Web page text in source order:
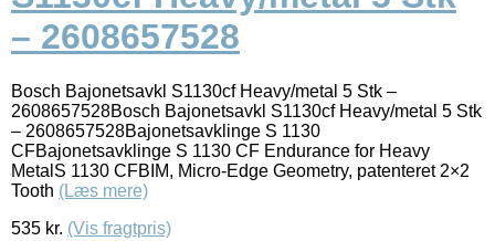
– 2608657528
Bosch Bajonetsavkl S1130cf Heavy/metal 5 Stk –
2608657528Bosch Bajonetsavkl S1130cf Heavy/metal 5 Stk
– 2608657528Bajonetsavklinge S 1130
CFBajonetsavklinge S 1130 CF Endurance for Heavy
MetalS 1130 CFBIM, Micro-Edge Geometry, patenteret 2×2
Tooth (Læs mere)
535 kr. (Vis fragtpris)